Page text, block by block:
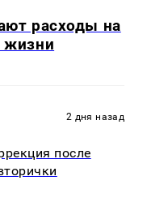
расходы на
жизни
2 дня назад
после